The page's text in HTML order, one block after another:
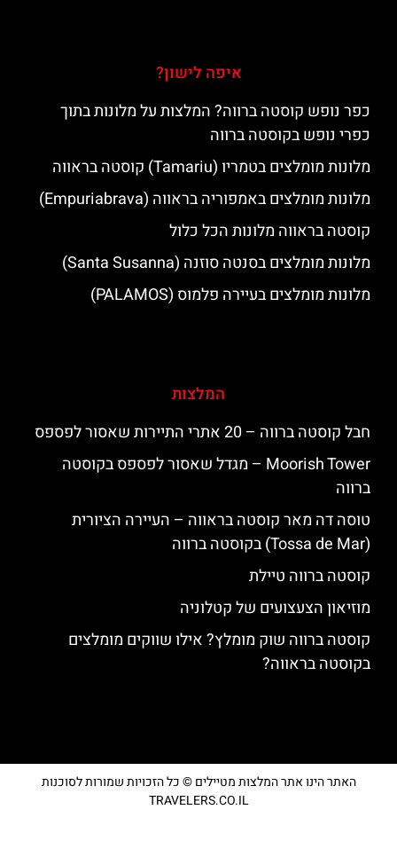
איפה לישון?
כפר נופש קוסטה ברווה? המלצות על מלונות בתוך
כפרי נופש בקוסטה ברווה
מלונות מומלצים בטמריו (Tamariu) קוסטה בראווה
מלונות מומלצים באמפוריה בראווה (Empuriabrava)
קוסטה בראווה מלונות הכל כלול
מלונות מומלצים בסנטה סוזנה (Santa Susanna)
מלונות מומלצים בעיירה פלמוס (PALAMOS)
המלצות
חבל קוסטה ברווה – 20 אתרי התיירות שאסור לפספס
‪‪Moorish Tower‬‬ – מגדל שאסור לפספס בקוסטה
ברווה
טוסה דה מאר קוסטה בראווה – העיירה הציורית
(Tossa de Mar) בקוסטה ברווה
קוסטה ברווה טיילת
מוזיאון הצעצועים של קטלוניה
קוסטה ברווה שוק מומלץ? אילו שווקים מומלצים
בקוסטה בראווה?
האתר הינו אתר המלצות מטיילים © כל הזכויות שמורות לסוכנות
TRAVELERS.CO.IL